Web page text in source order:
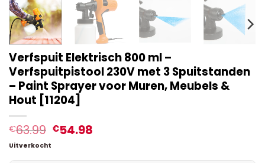
Verfspuit Elektrisch 800 ml –
Verfspuitpistool 230V met 3 Spuitstanden
– Paint Sprayer voor Muren, Meubels &
Hout [11204]
€63.99 €54.98
Uitverkocht